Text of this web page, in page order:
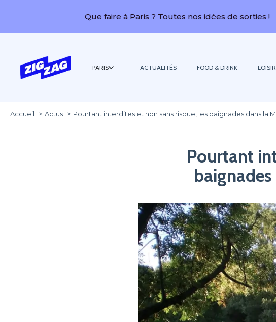
Que faire à Paris ? Toutes nos idées de sorties !
PARIS ACTUALITÉS FOOD & DRINK
Accueil Actus Pourtant interdites et non sans risque, les baignades dans la
Pourtant